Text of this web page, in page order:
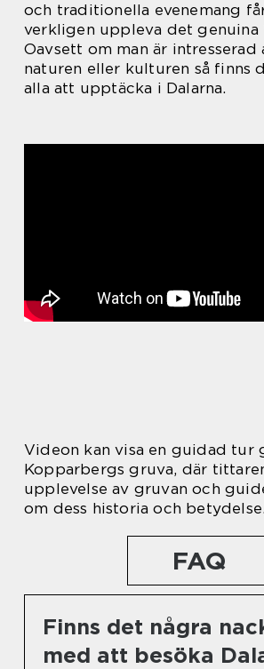
och traditionella evenemang
verkligen uppleva det genuina
Oavsett om man är intresserad
naturen eller kulturen så finns
alla att upptäcka i Dalarna.
Videon kan visa en guidad tur
Kopparbergs gruva, där
upplevelse av gruvan och
om dess historia och betydelse.
FAQ
Finns det några
med att besöka